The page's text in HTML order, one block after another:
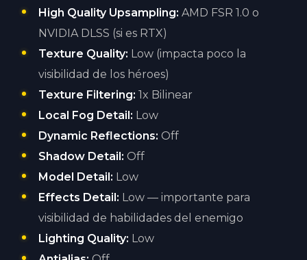
High Quality Upsampling: AMD FSR 1.0 o
NVIDIA DLSS (si es RTX)
Texture Quality: Low (impacta poco la
visibilidad de los héroes)
Texture Filtering: 1x Bilinear
Local Fog Detail: Low
Dynamic Reflections: Off
Shadow Detail: Off
Model Detail: Low
Effects Detail: Low — importante para
visibilidad de habilidades del enemigo
Lighting Quality: Low